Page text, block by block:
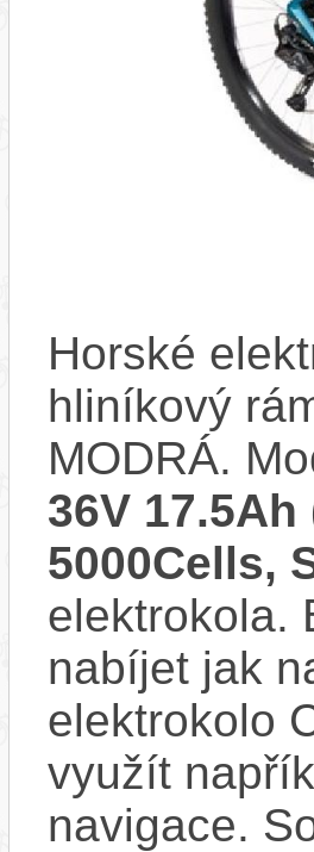
Horské
hliníkový
MODRÁ.
36V
5000Cells,
elektrokola.
nabíjet jak
elektrokolo
využít
navigace.